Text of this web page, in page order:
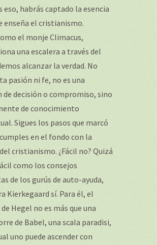
eso, habrás captado la esencia
enseña el cristianismo.
el monje Climacus,
una escalera a través del
alcanzar la verdad. No
pasión ni fe, no es una
de decisión o compromiso, sino
de conocimiento
Sigues los pasos que marcó
en el fondo con la
cristianismo. ¿Fácil no? Quizá
como los consejos
de los gurús de auto-ayuda,
Kierkegaard sí. Para él, el
Hegel no es más que una
de Babel, una scala paradisi,
uno puede ascender con